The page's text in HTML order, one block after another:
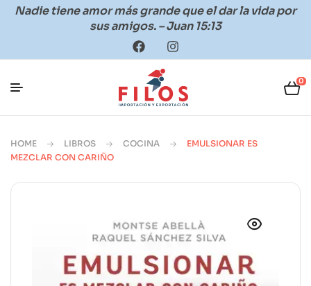
Nadie tiene amor más grande que el dar la vida por
sus amigos. – Juan 15:13
0
HOME LIBROS COCINA
EMULSIONAR ES
MEZCLAR CON CARIÑO